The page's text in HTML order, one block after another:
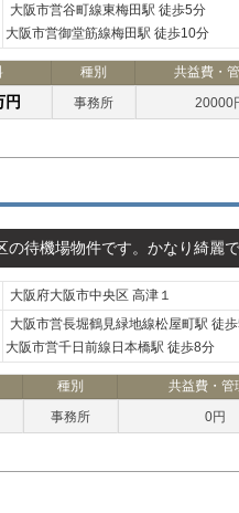
大阪市営谷町線東梅田駅 徒歩5分
大阪市営御堂筋線梅田駅 徒歩10分
種別 共益費・
円 事務所 20000
の待機場物件です。かなり綺麗
大阪府大阪市中央区 高津１
大阪市営長堀鶴見緑地線松屋町駅 徒
大阪市営千日前線日本橋駅 徒歩8分
種別 共益費・管
事務所 0円